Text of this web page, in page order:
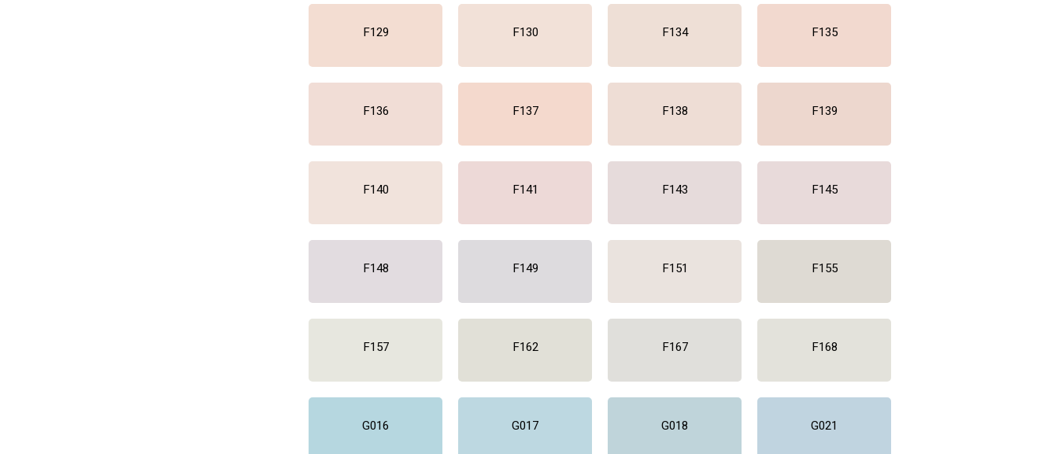
F129 F130 F134 F135
F136 F137 F138 F139
F140 F141 F143 F145
F148 F149 F151 F155
F157 F162 F167 F168
G016 G017 G018 G021